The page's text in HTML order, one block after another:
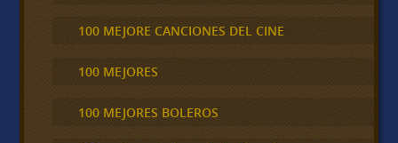
100 MEJORE CANCIONES DEL CINE
100 MEJORES
100 MEJORES BOLEROS